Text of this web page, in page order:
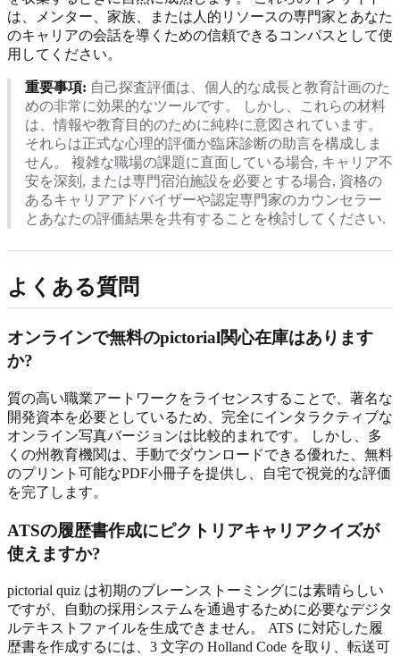
は、メンター、家族、または人的リソースの専門家とあなた
のキャリアの会話を導くための信頼できるコンパスとして使
用してください。
重要事項: 自己探査評価は、個人的な成長と教育計画のた
めの非常に効果的なツールです。 しかし、これらの材料
は、情報や教育目的のために純粋に意図されています。
それらは正式な心理的評価か臨床診断の助言を構成しま
せん。 複雑な職場の課題に直面している場合, キャリア不
安を深刻, または専門宿泊施設を必要とする場合, 資格の
あるキャリアアドバイザーや認定専門家のカウンセラー
とあなたの評価結果を共有することを検討してください.
よくある質問
オンラインで無料のpictorial関心在庫はあります
か?
質の高い職業アートワークをライセンスすることで、著名な
開発資本を必要としているため、完全にインタラクティブな
オンライン写真バージョンは比較的まれです。 しかし、多
くの州教育機関は、手動でダウンロードできる優れた、無料
のプリント可能なPDF小冊子を提供し、自宅で視覚的な評価
を完了します。
ATSの履歴書作成にピクトリアキャリアクイズが
使えますか?
pictorial quiz は初期のブレーンストーミングには素晴らしい
ですが、自動の採用システムを通過するために必要なデジタ
ルテキストファイルを生成できません。 ATS に対応した履
歴書を作成するには、3 文字の Holland Code を取り、転送可